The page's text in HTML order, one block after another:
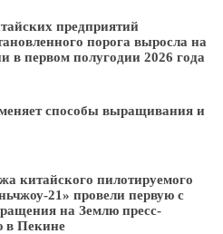
предприятий
порога выросла на
в первом полугодии 2026 года
меняет способы выращивания и
китайского пилотируемого
21» провели первую с
на Землю пресс-
в Пекине